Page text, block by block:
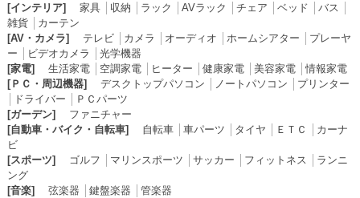
[インテリア]
家具│ 収納 ラック AVラック チェア ベッド バス
雑貨│ カーテン
[AV・カメラ]
テレビ│ カメラ オーディオ ホームシアター
プレーヤ
ー
ビデオカメラ
光学機器
[家電]
生活家電│ 空調家電│ ヒーター 健康家電│ 美容家電│情報家電
[ＰＣ・周辺機器]
デスクトップパソコン ノートパソコン
プリンター
ドライバー
ＰＣパーツ
[ガーデン]
ファニチャー
[自動車・バイク・自転車]
自転車│ 車パーツ タイヤ ＥＴＣ
カーナ
ビ
[スポーツ]
ゴルフ マリンスポーツ サッカー フィットネス
ランニ
ング
[音楽]
弦楽器 鍵盤楽器
管楽器